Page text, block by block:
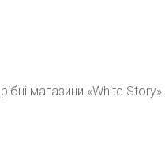
магазини «White Story».